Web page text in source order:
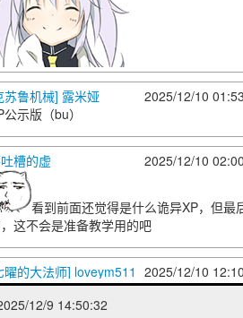
2025/12/10
苏鲁机械] 露米娅
公示版（bu）
2025/12/10
槽的虚
看到前面还觉得是什么诡异XP，但最
这不会是准备教学用的吧
2025/12/10
曜的大法师] loveym511
12/9 14:50:32